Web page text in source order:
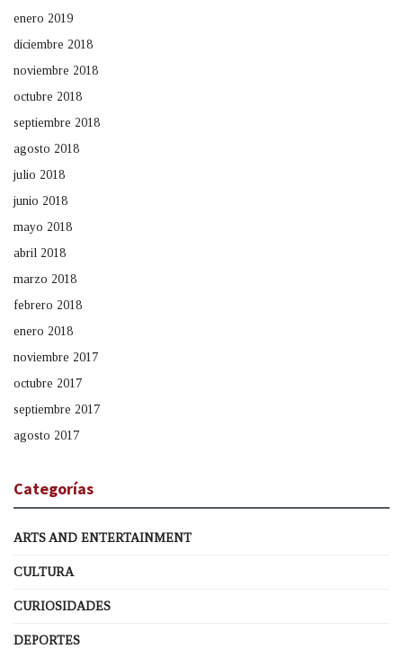
enero 2019
diciembre 2018
noviembre 2018
octubre 2018
septiembre 2018
agosto 2018
julio 2018
junio 2018
mayo 2018
abril 2018
marzo 2018
febrero 2018
enero 2018
noviembre 2017
octubre 2017
septiembre 2017
agosto 2017
Categorías
ARTS AND ENTERTAINMENT
CULTURA
CURIOSIDADES
DEPORTES